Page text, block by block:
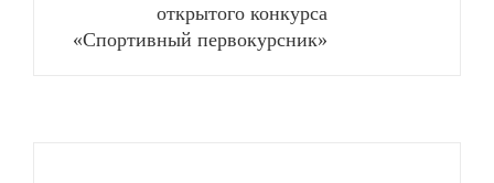
открытого конкурса
«Спортивный первокурсник»